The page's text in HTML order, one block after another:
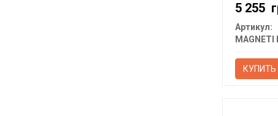
5 255
Артикул:
КУПИТЬ